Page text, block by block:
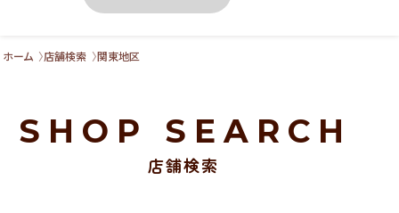
ホーム 店舗検索 関東地区
SHOP SEARCH
店舗検索